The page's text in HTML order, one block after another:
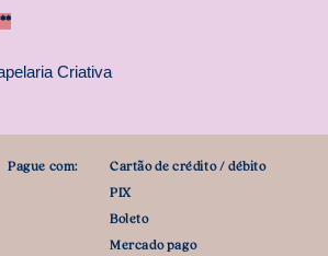
Criativa
Pague com:
Cartão de crédito / débito
PIX
Boleto
Mercado pago